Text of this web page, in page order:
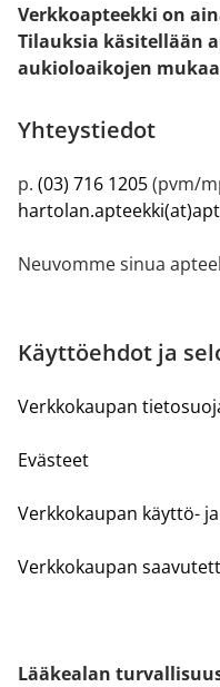
Verkkoapteekki on
Tilauksia käsitellään
aukioloaikojen
Yhteystiedot
p. (03) 716 1205(pvm/
Neuvomme sinua
Käyttöehdot ja
Verkkokaupan
Evästeet
Verkkokaupan käyttö-
Verkkokaupan
Lääkealan